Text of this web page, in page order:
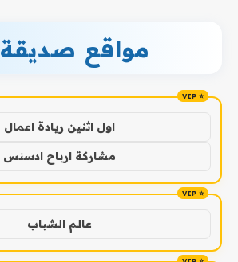
مواقع صديقة
اول اثنين ريادة اعمال
مشاركة ارباح ادسنس
عالم الشباب